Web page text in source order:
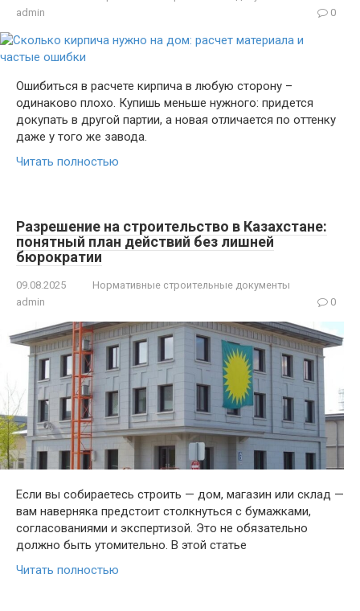
admin
0
Ошибиться в расчете кирпича в любую сторону –
одинаково плохо. Купишь меньше нужного: придется
докупать в другой партии, а новая отличается по оттенку
даже у того же завода.
Читать полностью
Разрешение на строительство в Казахстане:
понятный план действий без лишней
бюрократии
09.08.2025
Нормативные строительные документы
admin
0
Если вы собираетесь строить — дом, магазин или склад —
вам наверняка предстоит столкнуться с бумажками,
согласованиями и экспертизой. Это не обязательно
должно быть утомительно. В этой статье
Читать полностью